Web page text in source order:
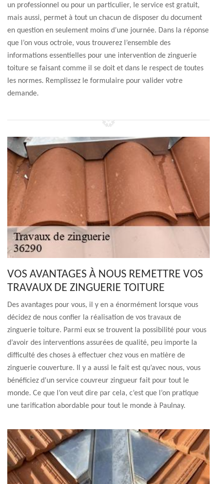
un professionnel ou pour un particulier, le service est gratuit,
mais aussi, permet à tout un chacun de disposer du document
en question en seulement moins d’une journée. Dans la réponse
que l’on vous octroie, vous trouverez l’ensemble des
informations essentielles pour une intervention de zinguerie
toiture se faisant comme il se doit et dans le respect de toutes
les normes. Remplissez le formulaire pour valider votre
demande.
VOS AVANTAGES À NOUS REMETTRE VOS
TRAVAUX DE ZINGUERIE TOITURE
Des avantages pour vous, il y en a énormément lorsque vous
décidez de nous confier la réalisation de vos travaux de
zinguerie toiture. Parmi eux se trouvent la possibilité pour vous
d’avoir des interventions assurées de qualité, peu importe la
difficulté des choses à effectuer chez vous en matière de
zinguerie couverture. Il y a aussi le fait est qu’avec nous, vous
bénéficiez d’un service couvreur zingueur fait pour tout le
monde. Ce que l’on veut dire par cela, c’est que l’on pratique
une tarification abordable pour tout le monde à Paulnay.